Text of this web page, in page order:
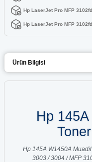
Hp LaserJet Pro MFP
Hp LaserJet Pro MFP
Ürün Bilgisi
Hp 145A
Hp 145A W1450A
3003 / 3004 / MFP